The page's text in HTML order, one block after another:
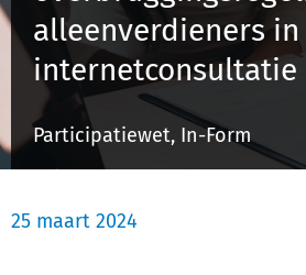
Inloggen
Registreren
alleenverdieners in
internetconsultatie
Participatiewet, In-Form
25 maart 2024